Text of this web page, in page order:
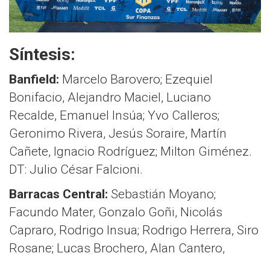
Síntesis:
Banfield: Marcelo Barovero; Ezequiel
Bonifacio, Alejandro Maciel, Luciano
Recalde, Emanuel Insúa; Yvo Calleros;
Geronimo Rivera, Jesús Soraire, Martín
Cañete, Ignacio Rodríguez; Milton Giménez.
DT: Julio César Falcioni.
Barracas Central: Sebastián Moyano;
Facundo Mater, Gonzalo Goñi, Nicolás
Capraro, Rodrigo Insua; Rodrigo Herrera, Siro
Rosane; Lucas Brochero, Alan Cantero,